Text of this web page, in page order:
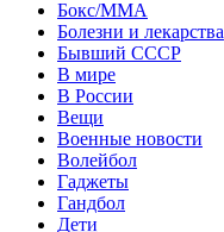
Бокс/MMA
Болезни и лекарства
Бывший СССР
В мире
В России
Вещи
Военные новости
Волейбол
Гаджеты
Гандбол
Дети